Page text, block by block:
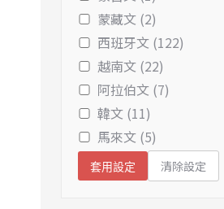
蒙藏文 (2)
西班牙文 (122)
越南文 (22)
阿拉伯文 (7)
韓文 (11)
馬來文 (5)
套用設定 清除設定